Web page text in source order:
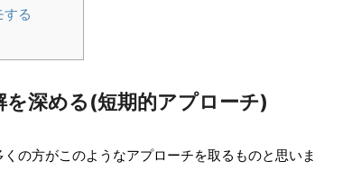
る
深める(短期的アプローチ)
くの方がこのようなアプローチを取るものと思いま